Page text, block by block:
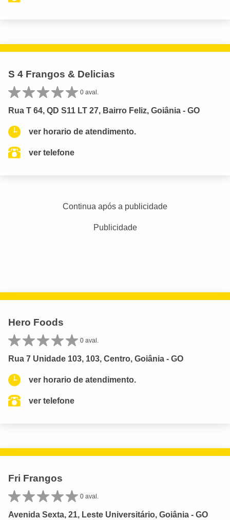
S 4 Frangos & Delicias
0 aval.
Rua T 64, QD S11 LT 27, Bairro Feliz, Goiânia - GO
ver horario de atendimento.
ver telefone
Continua após a publicidade
Publicidade
Hero Foods
0 aval.
Rua 7 Unidade 103, 103, Centro, Goiânia - GO
ver horario de atendimento.
ver telefone
Fri Frangos
0 aval.
Avenida Sexta, 21, Leste Universitário, Goiânia - GO